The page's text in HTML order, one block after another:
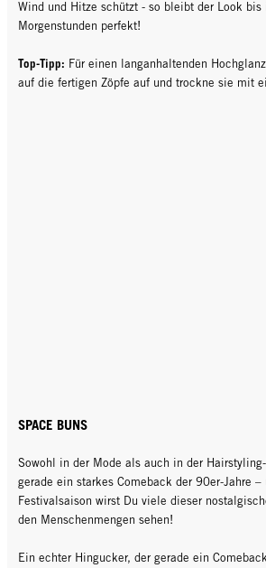
Wind und Hitze schützt - so bleibt der Look bis
Morgenstunden perfekt!
Top-Tipp: Für einen langanhaltenden
auf die fertigen Zöpfe auf und trockne sie mit
SPACE BUNS
Sowohl in der Mode als auch in der
gerade ein starkes Comeback der 90er-Jahre
Festivalsaison wirst Du viele dieser
den Menschenmengen sehen!
Ein echter Hingucker, der gerade ein